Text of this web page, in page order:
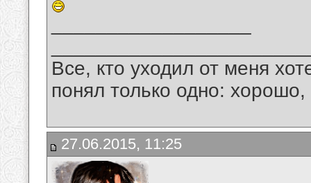
Все, кто уходил от меня
понял только одно:
27.06.2015, 11:25